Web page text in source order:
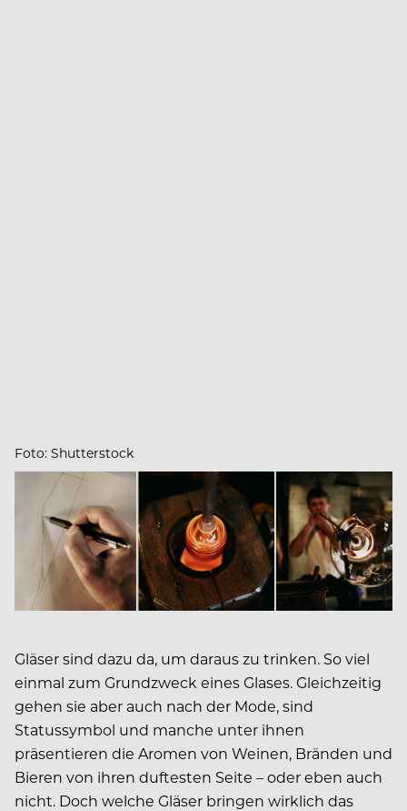
Foto: Shutterstock
Gläser sind dazu da, um daraus zu trinken. So viel
einmal zum Grundzweck eines Glases. Gleichzeitig
gehen sie aber auch nach der Mode, sind
Statussymbol und manche unter ihnen
präsentieren die Aromen von Weinen, Bränden und
Bieren von ihren duftesten Seite – oder eben auch
nicht. Doch welche Gläser bringen wirklich das